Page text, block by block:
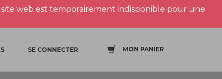
web est temporairement indisponible pour une
SE CONNECTER MON PANIER